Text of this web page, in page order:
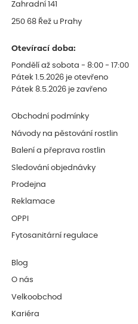
Zahradní 141
250 68 Řež u Prahy
Otevírací doba:
Pondělí až sobota - 8:00 - 17:00
Pátek 1.5.2026 je otevřeno
Pátek 8.5.2026 je zavřeno
Obchodní podmínky
Návody na pěstování rostlin
Balení a přeprava rostlin
Sledování objednávky
Prodejna
Reklamace
OPPI
Fytosanitární regulace
Blog
O nás
Velkoobchod
Kariéra